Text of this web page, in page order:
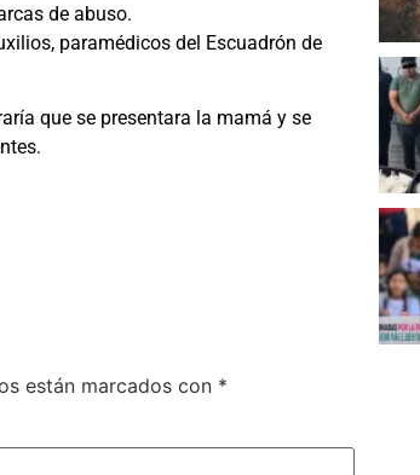
de abuso.
paramédicos del Escuadrón de
que se presentara la mamá y se
están marcados con *